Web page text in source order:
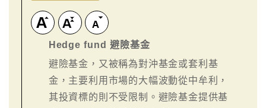
Hedge fund 避險基金
避險基金，又被稱為對沖基金或套利基
金，主要利用市場的大幅波動從中牟利，
其投資標的則不受限制。避險基金提供基